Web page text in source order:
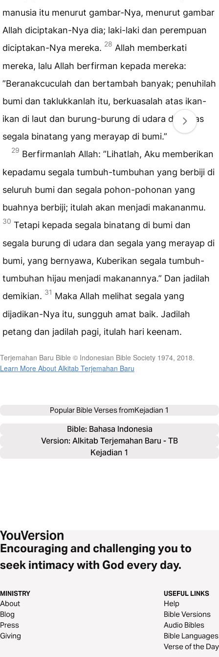
manusia itu menurut gambar-Nya, menurut gambar
Allah diciptakan-Nya dia; laki-laki dan perempuan
diciptakan-Nya mereka. 28 Allah memberkati
mereka, lalu Allah berfirman kepada mereka:
”Beranakcuculah dan bertambah banyak; penuhilah
bumi dan taklukkanlah itu, berkuasalah atas ikan-
ikan di laut dan burung-burung di udara dan atas
segala binatang yang merayap di bumi.”
29 Berfirmanlah Allah: ”Lihatlah, Aku memberikan
kepadamu segala tumbuh-tumbuhan yang berbiji di
seluruh bumi dan segala pohon-pohonan yang
buahnya berbiji; itulah akan menjadi makananmu.
30 Tetapi kepada segala binatang di bumi dan
segala burung di udara dan segala yang merayap di
bumi, yang bernyawa, Kuberikan segala tumbuh-
tumbuhan hijau menjadi makanannya.” Dan jadilah
demikian. 31 Maka Allah melihat segala yang
dijadikan-Nya itu, sungguh amat baik. Jadilah
petang dan jadilah pagi, itulah hari keenam.
Terjemahan Baru Bible © Indonesian Bible Society 1974, 2018.
Learn More About Alkitab Terjemahan Baru
Popular Bible Verses fromKejadian 1
Bible: Bahasa Indonesia
Version: Alkitab Terjemahan Baru - TB
Kejadian 1
Encouraging and challenging you to
seek intimacy with God every day.
MINISTRY
About
Blog
Press
Giving
USEFUL LINKS
Help
Bible Versions
Audio Bibles
Bible Languages
Verse of the Day